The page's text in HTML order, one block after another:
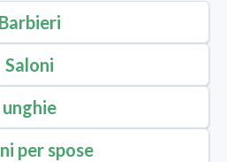
Barbieri
Saloni
unghie
per spose